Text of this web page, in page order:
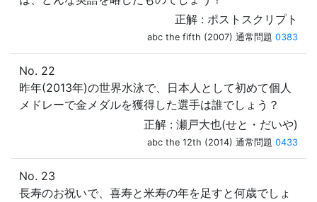
正解 : ポストスクリプト
abc the fifth (2007) 通常問題 0383
No. 22
昨年(2013年)の世界水泳で、日本人として初めて個人
メドレーで金メダルを獲得した選手は誰でしょう？
正解 : 瀬戸大也(せと・だいや)
abc the 12th (2014) 通常問題 0433
No. 23
長寿のお祝いで、喜寿と米寿の年を足すと何歳でしょ